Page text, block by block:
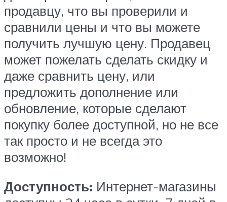
продавцу, что вы проверили и
сравнили цены и что вы можете
получить лучшую цену. Продавец
может пожелать сделать скидку и
даже сравнить цену, или
предложить дополнение или
обновление, которые сделают
покупку более доступной, но не все
так просто и не всегда это
возможно!
Доступность: Интернет-магазины